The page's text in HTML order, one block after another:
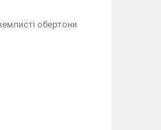
обертони